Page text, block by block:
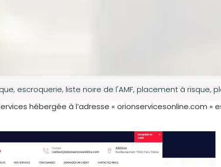
, escroquerie, liste noire de l'AMF, placement à risque,
hébergée à l’adresse « orionservicesonline.com »